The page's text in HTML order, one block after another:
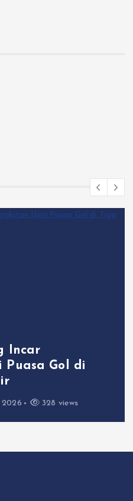
Incar
Puasa Gol di
2026 328 views